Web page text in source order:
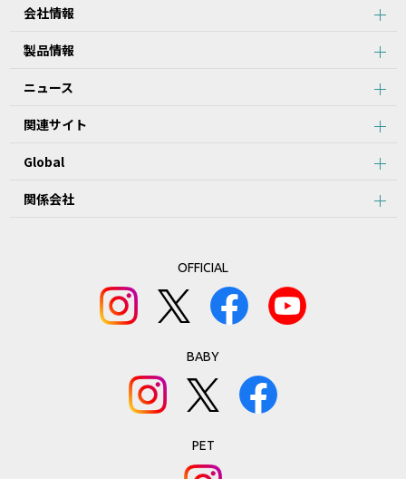
会社情報
製品情報
ニュース
関連サイト
Global
関係会社
OFFICIAL
BABY
PET